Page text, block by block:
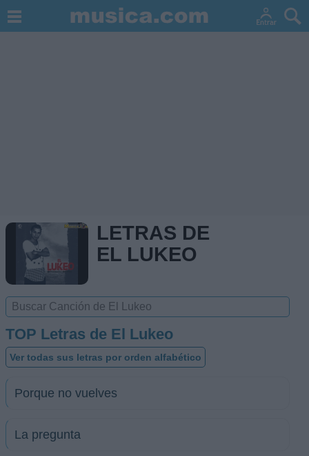
LETRAS DE
EL LUKEO
TOP Letras de El Lukeo
Ver todas sus letras por orden alfabético
Porque no vuelves
La pregunta